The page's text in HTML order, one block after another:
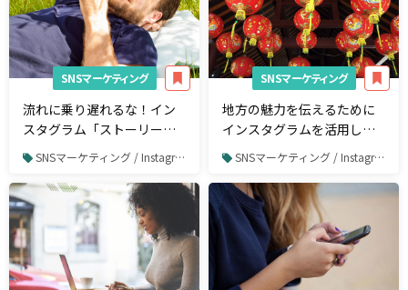
SNSマーケティング
流れに乗り遅れるな！イン
スタグラム「ストーリー」
の企業活用事例6つ
SNSマーケティング / Instagram
SNSマーケティング
地方の魅力を伝えるために
インスタグラムを活用して
いるアカウント11選
SNSマーケティング / Instagram